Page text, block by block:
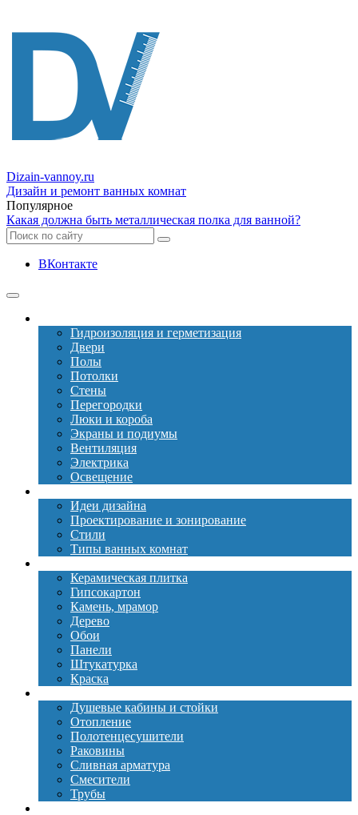
Dizain-vannoy.ru
Дизайн и ремонт ванных комнат
Популярное
Какая должна быть металлическая полка для ванной?
ВКонтакте
Гидроизоляция и герметизация
Двери
Полы
Потолки
Стены
Перегородки
Люки и короба
Экраны и подиумы
Вентиляция
Электрика
Освещение
Идеи дизайна
Проектирование и зонирование
Стили
Типы ванных комнат
Керамическая плитка
Гипсокартон
Камень, мрамор
Дерево
Обои
Панели
Штукатурка
Краска
Душевые кабины и стойки
Отопление
Полотенцесушители
Раковины
Сливная арматура
Смесители
Трубы